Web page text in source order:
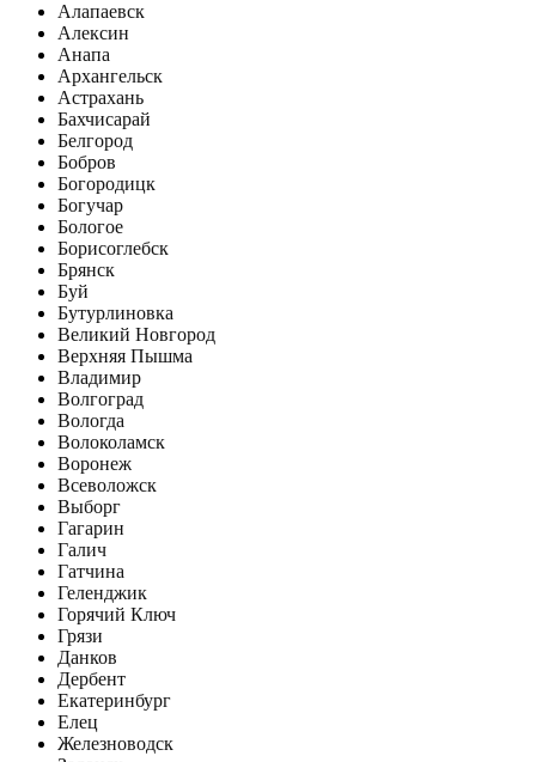
Алапаевск
Алексин
Анапа
Архангельск
Астрахань
Бахчисарай
Белгород
Бобров
Богородицк
Богучар
Бологое
Борисоглебск
Брянск
Буй
Бутурлиновка
Великий Новгород
Верхняя Пышма
Владимир
Волгоград
Вологда
Волоколамск
Воронеж
Всеволожск
Выборг
Гагарин
Галич
Гатчина
Геленджик
Горячий Ключ
Грязи
Данков
Дербент
Екатеринбург
Елец
Железноводск